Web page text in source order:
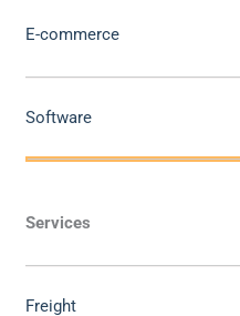
E-commerce
Software
Services
Freight